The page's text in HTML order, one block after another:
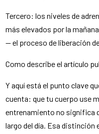
Tercero: los niveles de
más elevados por la
— el proceso de liberación
Como describe el artículo
Y aquí está el punto clave
cuenta: que tu cuerpo use
entrenamiento no significa
largo del día. Esa distinción